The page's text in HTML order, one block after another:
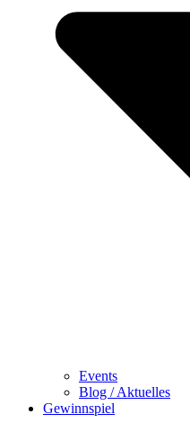
Events
Blog / Aktuelles
Gewinnspiel